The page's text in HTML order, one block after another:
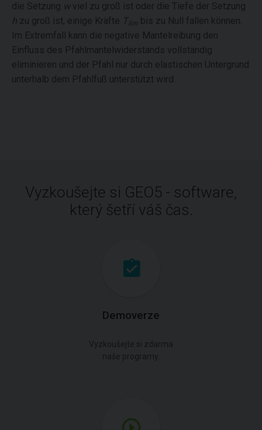
die Setzung wviel zu groß ist oder die Tiefe der Setzung
h zu groß ist, einige Kräfte Tlim bis zu Null fallen können.
Im Extremfall kann die negative Mantelreibung den
Einfluss des Pfahlmantelwiderstands vollständig
eliminieren und der Pfahl nur durch elastischen Untergrund
unterhalb dem Pfahlfuß unterstützt wird.
Vyzkoušejte si GEO5 - software,
který šetří váš čas.
Demoverze